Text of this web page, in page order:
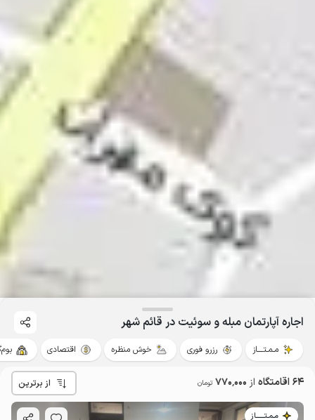
اجاره آپارتمان مبله و سوئیت در قائم شهر
مـمـتــــاز رزرو فوری خوش منظره اقتصادی
64 اقامتگاه از 770٬000 تومان از برترین
مـمـتــــــاز